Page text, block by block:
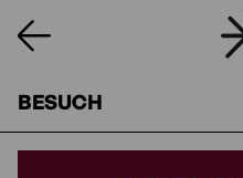
BESUCH